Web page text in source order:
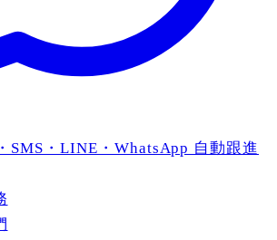
SMS・LINE・WhatsApp 自動跟進